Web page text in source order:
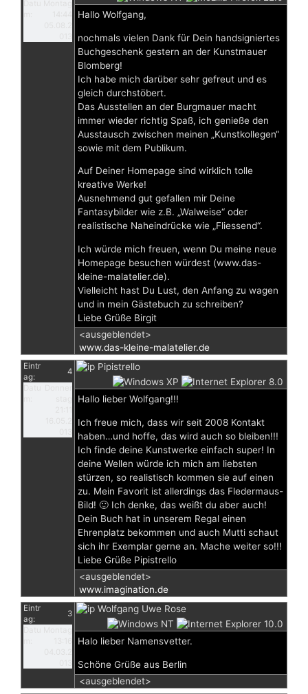
Hallo Wolfgang,
nochmals vielen Dank für Dein handsigniertes
Buchgeschenk gestern an der Kunstmauer
Blomberg!
Ich habe mich darüber sehr gefreut und es
gleich durchstöbert.
Das Ausstellen an der Burgmauer macht
immer wieder richtig Spaß, ich genieße den
Ausstausch zwischen meinen „Kunstkollegen“
sowie mit dem Publikum.
Auf Deiner Homepage sind wirklich tolle
kreative Werke!
Ausnehmend gut gefallen mir Deine
Fantasybilder wie z.B. „Walweise“ oder
realistische Naheindrücke wie „Fliessend“.
Ich würde mich freuen, wenn Du meine neue
Homepage besuchen würdest (www.das-
kleine-malatelier.de).
Vielleicht hast Du Lust, den Anfang zu wagen
und in mein Gästebuch zu schreiben?
Liebe Grüße Birgit
<ausgeblendet>
www.das-kleine-malatelier.de
Eintr
ag:
4
Pipistrello
Hallo lieber Wolfgang!!!
Ich freue mich, dass wir seit 2008 Kontakt
haben…und hoffe, das wird auch so bleiben!!!
Ich finde deine Kunstwerke einfach super! In
deine Wellen würde ich mich am liebsten
stürzen, so realistisch kommen sie auf einen
zu. Mein Favorit ist allerdings das Fledermaus-
Bild! 🙂 Ich denke, das weißt du aber auch!
Dein Buch hat in unserem Regal einen
Ehrenplatz bekommen und auch Mutti schaut
sich ihr Exemplar gerne an. Mache weiter so!!!
Liebe Grüße Pipistrello
<ausgeblendet>
www.imagination.de
Eintr
ag:
3
Wolfgang Uwe Rose
Halo lieber Namensvetter.
Schöne Grüße aus Berlin
<ausgeblendet>